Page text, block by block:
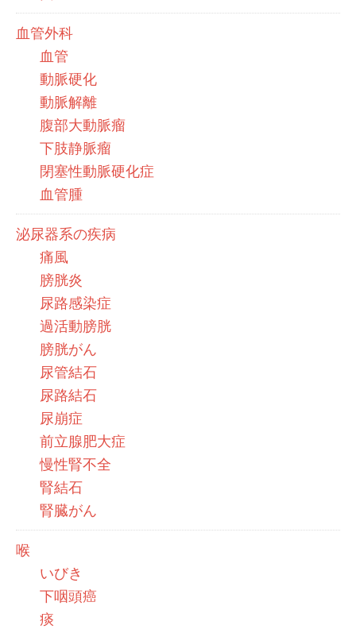
血管外科
血管
動脈硬化
動脈解離
腹部大動脈瘤
下肢静脈瘤
閉塞性動脈硬化症
血管腫
泌尿器系の疾病
痛風
膀胱炎
尿路感染症
過活動膀胱
膀胱がん
尿管結石
尿路結石
尿崩症
前立腺肥大症
慢性腎不全
腎結石
腎臓がん
喉
いびき
下咽頭癌
痰